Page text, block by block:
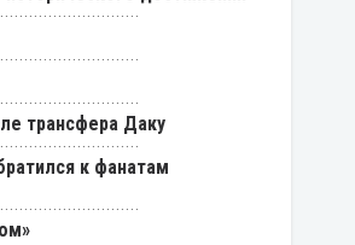
трансфера Даку
к фанатам